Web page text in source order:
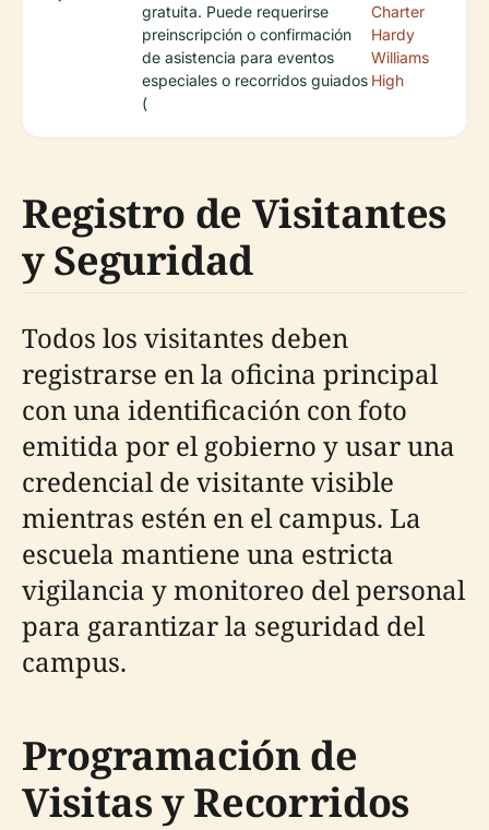
gratuita. Puede requerirse
preinscripción o confirmación
de asistencia para eventos
especiales o recorridos guiados
(
Charter
Hardy
Williams
High
Registro de Visitantes
y Seguridad
Todos los visitantes deben
registrarse en la oficina principal
con una identificación con foto
emitida por el gobierno y usar una
credencial de visitante visible
mientras estén en el campus. La
escuela mantiene una estricta
vigilancia y monitoreo del personal
para garantizar la seguridad del
campus.
Programación de
Visitas y Recorridos